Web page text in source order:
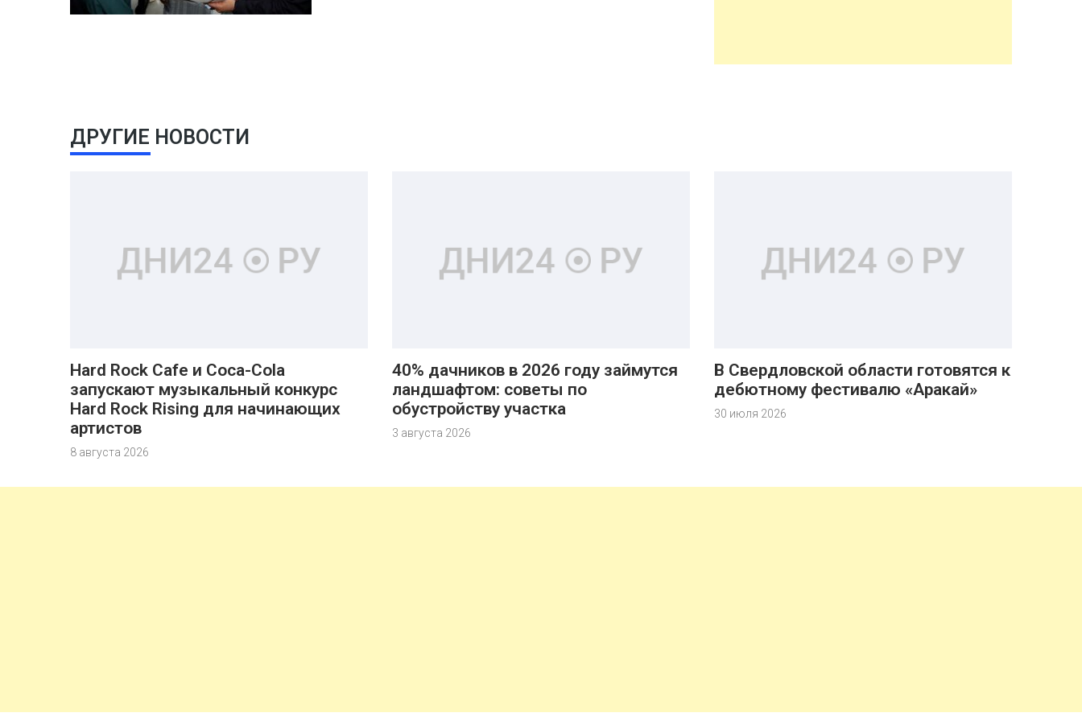
ДРУГИЕ НОВОСТИ
Hard Rock Cafe и Coca-Cola
запускают музыкальный конкурс
Hard Rock Rising для начинающих
артистов
8 августа 2026
40% дачников в 2026 году займутся
ландшафтом: советы по
обустройству участка
3 августа 2026
В Свердловской области готовятся к
дебютному фестивалю «Аракай»
30 июля 2026